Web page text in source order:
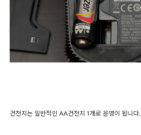
건전지는 일반적인 AA건전지 1개로 운영이 됩니다.